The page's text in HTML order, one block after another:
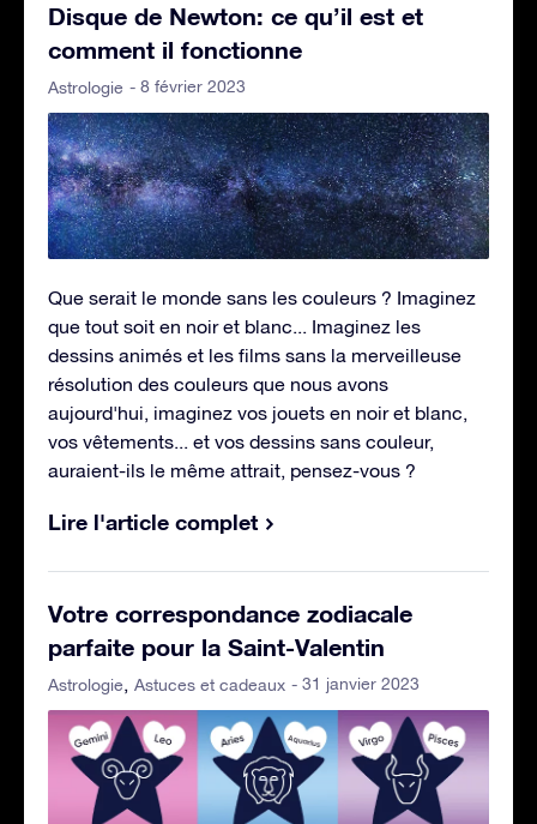
Disque de Newton: ce qu’il est et
comment il fonctionne
Astrologie - 8 février 2023
Que serait le monde sans les couleurs ? Imaginez
que tout soit en noir et blanc... Imaginez les
dessins animés et les films sans la merveilleuse
résolution des couleurs que nous avons
aujourd'hui, imaginez vos jouets en noir et blanc,
vos vêtements... et vos dessins sans couleur,
auraient-ils le même attrait, pensez-vous ?
Lire l'article complet
Votre correspondance zodiacale
parfaite pour la Saint-Valentin
Astrologie Astuces et cadeaux - 31 janvier 2023